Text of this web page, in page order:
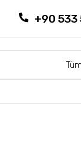
+90 533